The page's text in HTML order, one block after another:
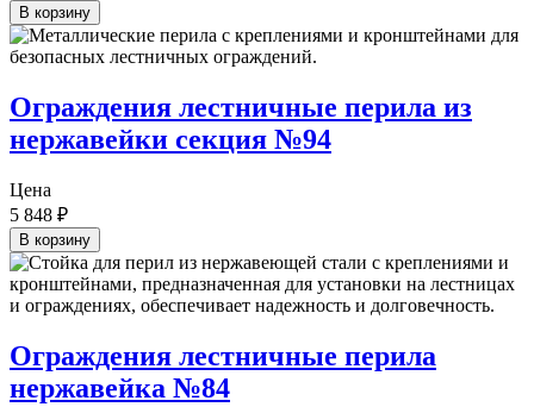
В корзину
Ограждения лестничные перила из
нержавейки секция №94
Цена
5 848 ₽
В корзину
Ограждения лестничные перила
нержавейка №84